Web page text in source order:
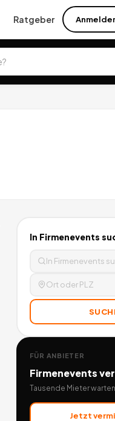
Ratgeber
In Firmenevents
FÜR ANBIETER
Firmenevents
Tausende Mieter
Jetzt